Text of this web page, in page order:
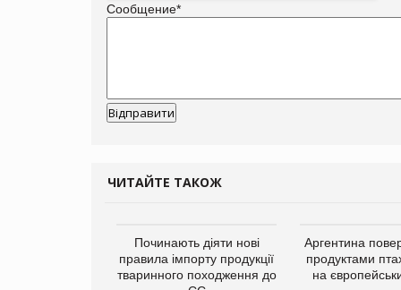
Сообщение*
ЧИТАЙТЕ ТАКОЖ
Починають діяти нові
правила імпорту продукції
тваринного походження до
Аргентина
продуктами
на